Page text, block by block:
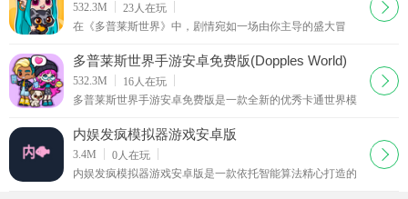
532.3M 23人在玩
在《多普莱斯世界》中，剧情宛如一场由你主导的盛大冒
片奇妙天地，你便能为自己的角色赋予鲜活灵魂。你可
下载
多普莱斯世界手游安卓免费版(Dopples World)
532.3M 16人在玩
多普莱斯世界手游安卓免费版是一款全新的优秀卡通世界模
们准备多样化的精彩卡通世界，体验不同的风格的角
下载
内娱发疯模拟器游戏安卓版
3.4M 0人在玩
内娱发疯模拟器游戏安卓版是一款依托智能算法精心打造的
下载